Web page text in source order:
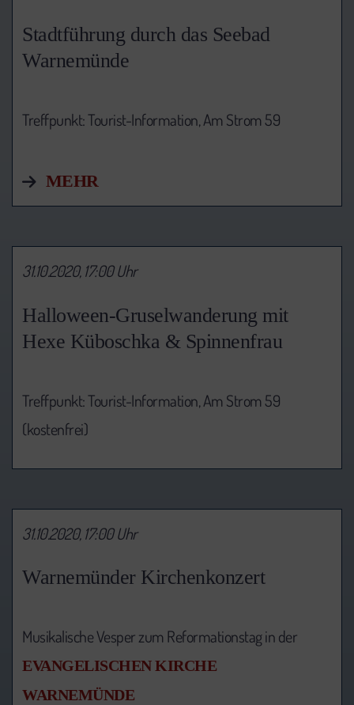
Stadtführung durch das Seebad
Warnemünde
Treffpunkt: Tourist-Information,Am Strom 59
MEHR
Halloween-Gruselwanderung mit
Hexe Küboschka & Spinnenfrau
31.10.2020, 17:00 Uhr
Treffpunkt: Tourist-Information, Am Strom 59
(kostenfrei)
Warnemünder Kirchenkonzert
31.10.2020, 17:00 Uhr
Musikalische Vesper zum Reformationstag in der
EVANGELISCHEN KIRCHE
WARNEMÜNDE